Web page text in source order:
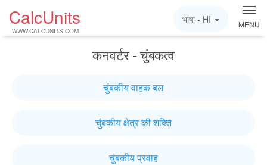
CalcUnits
WWW.CALCUNITS.COM
MENU
भाषा - HI
कनवर्टर - चुंबकत्व
चुंबकीय वाहक बल
चुंबकीय क्षेत्र की शक्ति
चुंबकीय प्रवाह